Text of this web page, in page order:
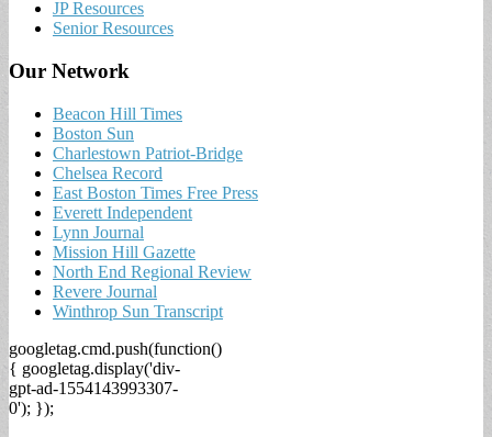
JP Resources
Senior Resources
Our Network
Beacon Hill Times
Boston Sun
Charlestown Patriot-Bridge
Chelsea Record
East Boston Times Free Press
Everett Independent
Lynn Journal
Mission Hill Gazette
North End Regional Review
Revere Journal
Winthrop Sun Transcript
googletag.cmd.push(function()
{ googletag.display('div-
gpt-ad-1554143993307-
0'); });